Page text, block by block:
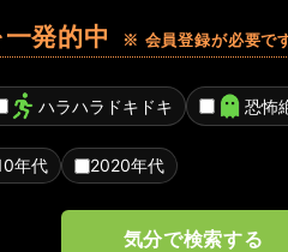
発的中 ※ 会員登録が必要で
ハラハラドキドキ 恐怖
年代 2020年代
気分で検索する